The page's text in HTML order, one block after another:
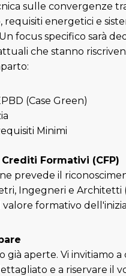
sulle convergenze
requisiti energetici e
focus specifico sarà
che stanno
(Case Green)
Minimi
Formativi (CFP)
prevede il
Ingegneri e Architetti
formativo
già aperte. Vi invitiamo
e a riservare il